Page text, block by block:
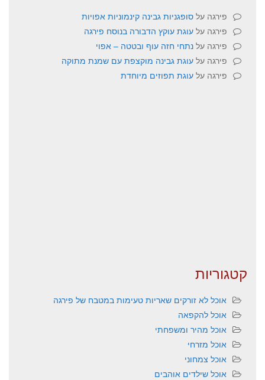
פירגה על סופגניות גבינה קינמוניות אפויות
פירגה על עוגת עוקץ הדבורה בנוסח פירגה
פירגה על נתחי חזה עוף ובטטה – אפוי
פירגה על עוגת גבינה מוקצפת עם שמנת מתוקה
פירגה על עוגת תפוזים מיוחדת
קטגוריות
אוכל לא זורקים שאריות טעימות במטבח של פירגה
אוכל להקפאה
אוכל מהיר ומשפחתי
אוכל מזרחי
אוכל צמחוני
אוכל שילדים אוהבים